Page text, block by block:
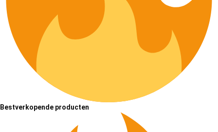
Bestverkopende producten